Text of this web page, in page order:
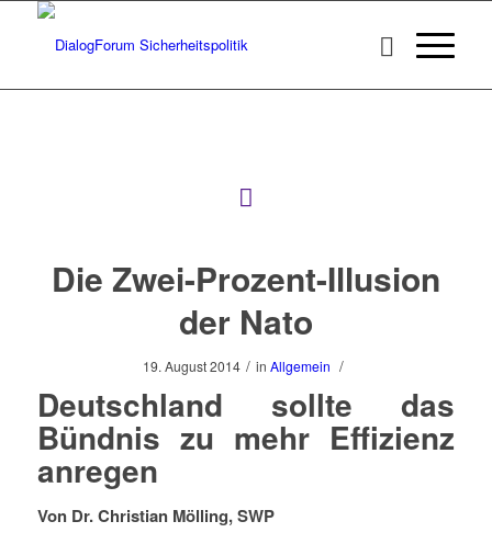
Die Zwei-Prozent-Illusion
der Nato
19. August 2014 / in Allgemein /
Deutschland sollte das
Bündnis zu mehr Effizienz
anregen
Von Dr. Christian Mölling, SWP